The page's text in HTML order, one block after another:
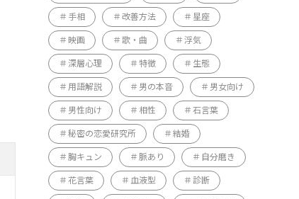
手相 改善方法 星座
映画 歌・曲 浮気
深層心理 特徴 生態
用語解説 男の本音 男女向け
男性向け 相性 石言葉
秘密の恋愛研究所 結婚
胸キュン 脈あり 自分磨き
花言葉 血液型 診断